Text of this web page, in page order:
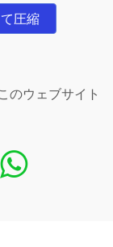
圧縮
のウェブサイト